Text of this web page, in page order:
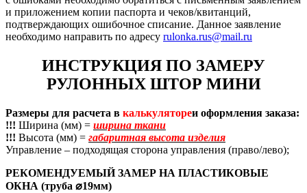
и приложением копии паспорта и чеков/квитанций,
подтверждающих ошибочное списание. Данное заявление
необходимо направить по адресу rulonka.rus@mail.ru
ИНСТРУКЦИЯ ПО ЗАМЕРУ
РУЛОННЫХ ШТОР МИНИ
Размеры для расчета в калькулятореи оформления заказа:
!!! Ширина (мм) = ширина ткани
!!! Высота (мм) = габаритная высота изделия
Управление – подходящая сторона управления (право/лево);
РЕКОМЕНДУЕМЫЙ ЗАМЕР НА ПЛАСТИКОВЫЕ
ОКНА (труба ⌀19мм)